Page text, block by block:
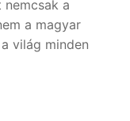
nemcsak a
a magyar
világ minden